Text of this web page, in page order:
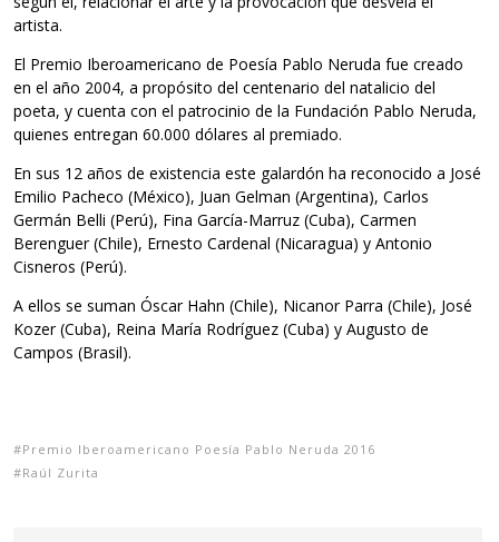
artista.
El Premio Iberoamericano de Poesía Pablo Neruda fue creado
en el año 2004, a propósito del centenario del natalicio del
poeta, y cuenta con el patrocinio de la Fundación Pablo Neruda,
quienes entregan 60.000 dólares al premiado.
En sus 12 años de existencia este galardón ha reconocido a José
Emilio Pacheco (México), Juan Gelman (Argentina), Carlos
Germán Belli (Perú), Fina García-Marruz (Cuba), Carmen
Berenguer (Chile), Ernesto Cardenal (Nicaragua) y Antonio
Cisneros (Perú).
A ellos se suman Óscar Hahn (Chile), Nicanor Parra (Chile), José
Kozer (Cuba), Reina María Rodríguez (Cuba) y Augusto de
Campos (Brasil).
Premio Iberoamericano Poesía Pablo Neruda 2016
Raúl Zurita